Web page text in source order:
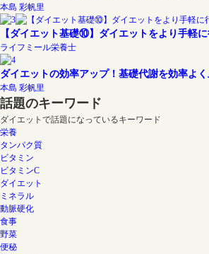
本島 彩帆里
【ダイエット基礎⑩】ダイエットをより手軽
ライフミール栄養士
ダイエットの効率アップ！基礎代謝を効率よ
本島 彩帆里
話題のキーワード
ダイエットで話題になっているキーワード
栄養
タンパク質
ビタミン
ビタミンC
ダイエット
ミネラル
動脈硬化
食事
野菜
便秘